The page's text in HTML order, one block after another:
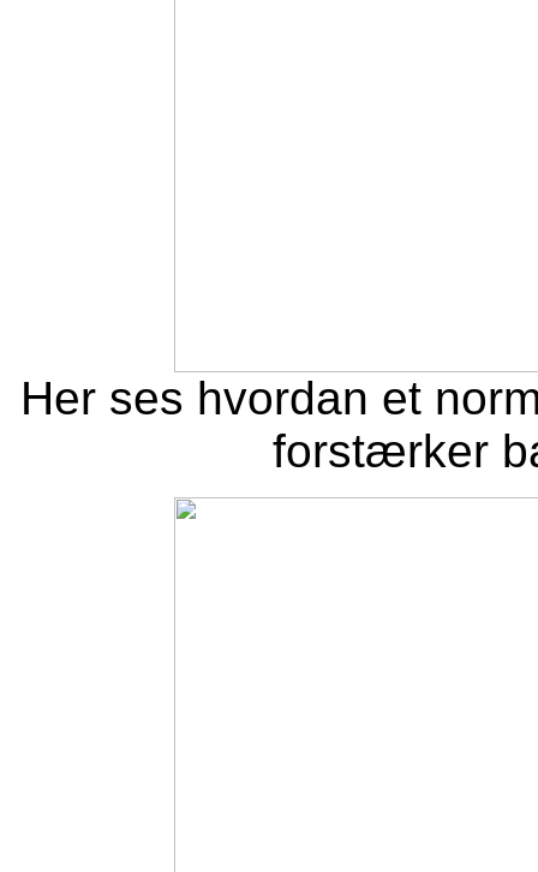
Her ses hvordan et
forstærker